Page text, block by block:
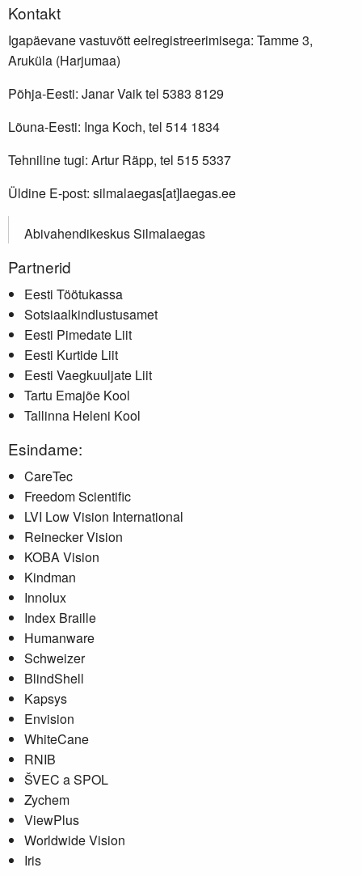
Kontakt
Igapäevane vastuvõtt eelregistreerimisega: Tamme 3,
Aruküla (Harjumaa)
Põhja-Eesti: Janar Vaik tel 5383 8129
Lõuna-Eesti: Inga Koch, tel 514 1834
Tehniline tugi: Artur Räpp, tel 515 5337
Üldine E-post: silmalaegas[at]laegas.ee
Abivahendikeskus Silmalaegas
Partnerid
Eesti Töötukassa
Sotsiaalkindlustusamet
Eesti Pimedate Liit
Eesti Kurtide Liit
Eesti Vaegkuuljate Liit
Tartu Emajõe Kool
Tallinna Heleni Kool
Esindame:
CareTec
Freedom Scientific
LVI Low Vision International
Reinecker Vision
KOBA Vision
Kindman
Innolux
Index Braille
Humanware
Schweizer
BlindShell
Kapsys
Envision
WhiteCane
RNIB
ŠVEC a SPOL
Zychem
ViewPlus
Worldwide Vision
Iris